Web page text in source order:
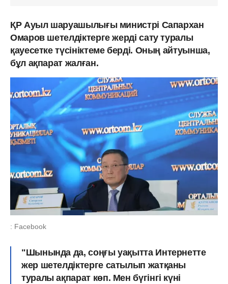
ҚР Ауыл шаруашылығы министрі Сапархан
Омаров шетелдіктерге жерді сату туралы
қауесетке түсініктеме берді. Оның айтуынша,
бұл ақпарат жалған.
: Facebook
"Шынында да, соңғы уақытта Интернетте
жер шетелдіктерге сатылып жатқаны
туралы ақпарат көп. Мен бүгінгі күні